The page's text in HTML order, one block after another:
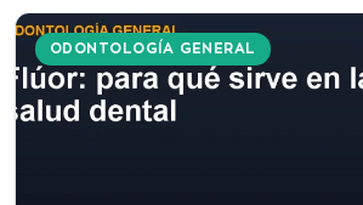
ODONTOLOGÍA GENERAL